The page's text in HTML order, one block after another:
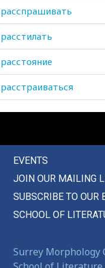
расспрашивать
расстилать
расстояние
расстраиваться
расстроенный
рассыпать
растаскивать
растворяться
EVENTS
JOIN OUR MAILING
SUBSCRIBE TO OUR
SCHOOL OF
Surrey Morphology